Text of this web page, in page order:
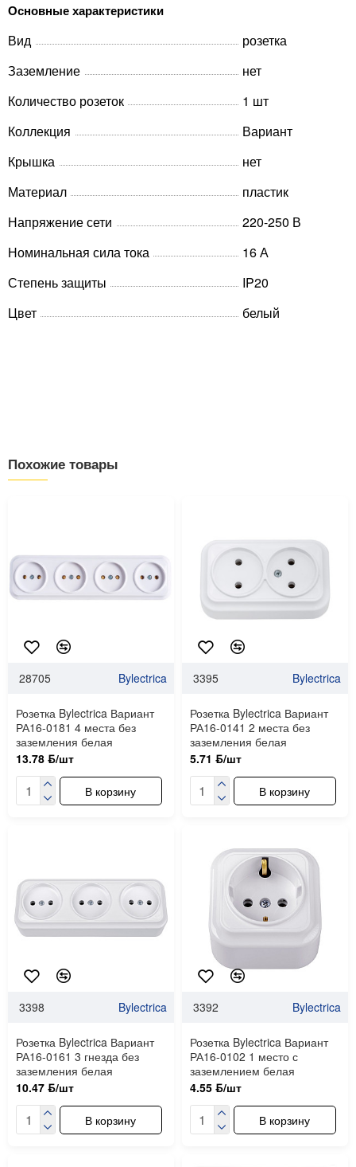
Основные характеристики
Вид
розетка
Заземление
нет
Количество розеток
1 шт
Коллекция
Вариант
Крышка
нет
Материал
пластик
Напряжение сети
220-250 В
Номинальная сила тока
16 А
Степень защиты
IP20
Цвет
белый
Похожие товары
28705 Bylectrica
Розетка Bylectrica Вариант
РА16-0181 4 места без
заземления белая
13.78 ƃ/шт
В корзину
3395 Bylectrica
Розетка Bylectrica Вариант
РА16-0141 2 места без
заземления белая
5.71 ƃ/шт
В корзину
3398 Bylectrica
Розетка Bylectrica Вариант
РА16-0161 3 гнезда без
заземления белая
10.47 ƃ/шт
В корзину
3392 Bylectrica
Розетка Bylectrica Вариант
РА16-0102 1 место с
заземлением белая
4.55 ƃ/шт
В корзину